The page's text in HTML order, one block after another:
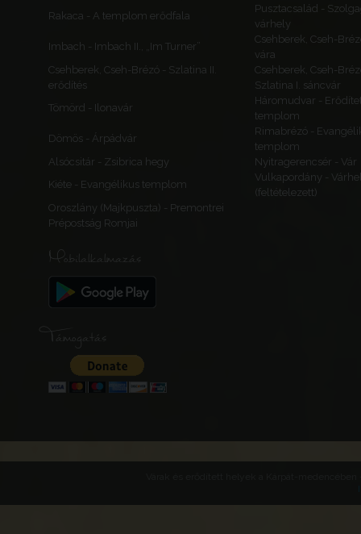
Rakaca - A templom erődfala
Pusztacsalád -
várhely
Imbach - Imbach II., „Im Turner”
Csehberek, Cseh-
vára
Csehberek, Cseh-Brézó - Szlatina II.
erődítés
Csehberek, Cseh-
Szlatina I. sáncvár
Tömörd - Ilonavár
Háromudvar -
templom
Dömös - Árpádvár
Rimabrézó -
templom
Alsócsitár - Zsibrica hegy
Nyitragerencsér - Vár
Kiéte - Evangélikus templom
Vulkapordány -
(feltételezett)
Oroszlány (Majkpuszta) - Premontrei
Prépostság Romjai
Mobilalkalmazás
Támogatás